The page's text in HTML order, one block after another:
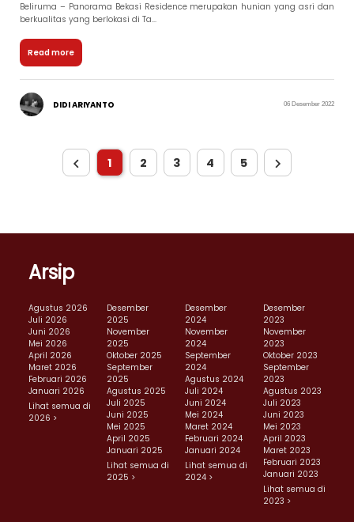
Beliruma – Panorama Bekasi Residence merupakan hunian yang asri dan
berkualitas yang berlokasi di Ta...
Read more
DIDI ARIYANTO 06 Desember 2022
1 2 3 4 5
Arsip
Agustus 2026
Juli 2026
Juni 2026
Mei 2026
April 2026
Maret 2026
Februari 2026
Januari 2026
Lihat semua di
2026 >
Desember
2025
November
2025
Oktober 2025
September
2025
Agustus 2025
Juli 2025
Juni 2025
Mei 2025
April 2025
Januari 2025
Lihat semua di
2025 >
Desember
2024
November
2024
September
2024
Agustus 2024
Juli 2024
Juni 2024
Mei 2024
Maret 2024
Februari 2024
Januari 2024
Lihat semua di
2024 >
Desember
2023
November
2023
Oktober 2023
September
2023
Agustus 2023
Juli 2023
Juni 2023
Mei 2023
April 2023
Maret 2023
Februari 2023
Januari 2023
Lihat semua di
2023 >